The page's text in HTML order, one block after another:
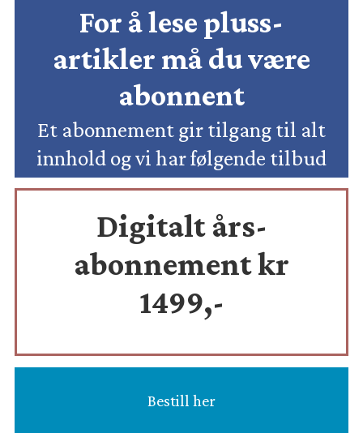
For å lese pluss-
artikler må du være
abonnent
Et abonnement gir tilgang til alt
innhold og vi har følgende tilbud
Digitalt års-
abonnement kr
1499,-
Bestill her